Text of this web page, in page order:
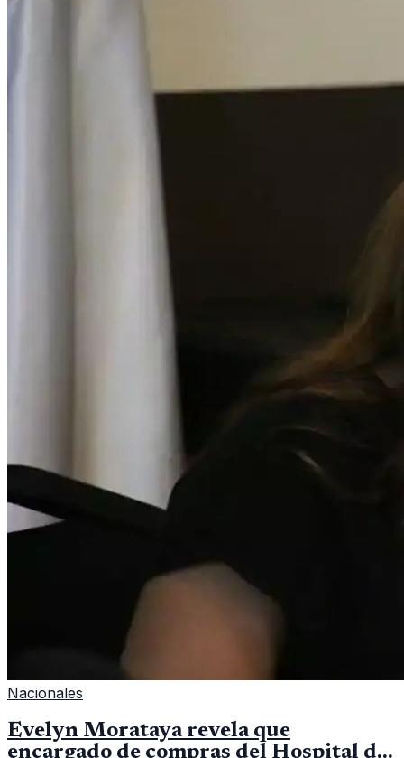
Nacionales
Evelyn Morataya revela que
encargado de compras del Hospital de